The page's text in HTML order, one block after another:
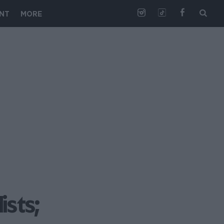
MORE